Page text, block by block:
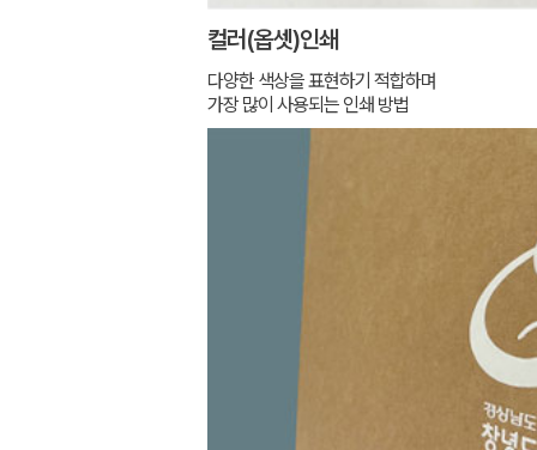
컬러(옵셋)인쇄
다양한 색상을 표현하기 적합하며
가장 많이 사용되는 인쇄 방법